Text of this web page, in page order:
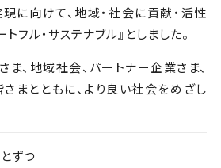
に向けて、地域・社会に貢献・活性
フル・サステナブル』としました。
ま、地域社会、パートナー企業さま、
まとともに、より良い社会をめざし
ずつ